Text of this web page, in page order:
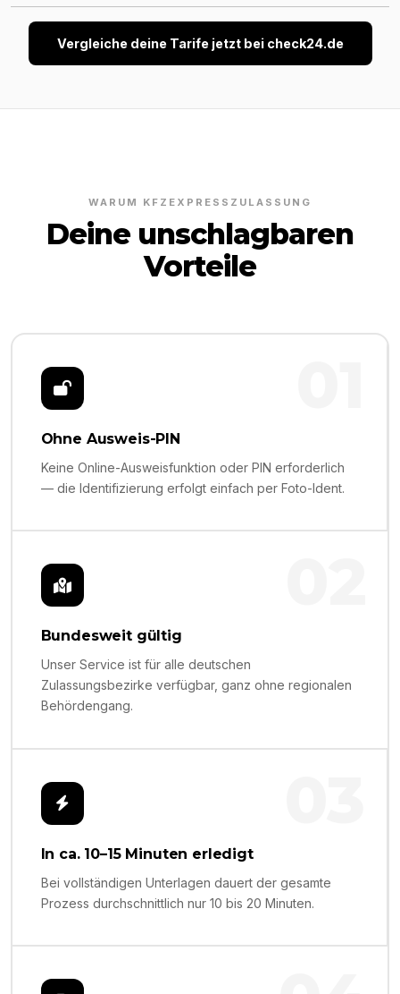
Vergleiche deine Tarife jetzt bei check24.de
WARUM KFZEXPRESSZULASSUNG
Deine unschlagbaren
Vorteile
Ohne Ausweis-PIN
Keine Online-Ausweisfunktion oder PIN erforderlich
— die Identifizierung erfolgt einfach per Foto-Ident.
Bundesweit gültig
Unser Service ist für alle deutschen
Zulassungsbezirke verfügbar, ganz ohne regionalen
Behördengang.
In ca. 10–15 Minuten erledigt
Bei vollständigen Unterlagen dauert der gesamte
Prozess durchschnittlich nur 10 bis 20 Minuten.